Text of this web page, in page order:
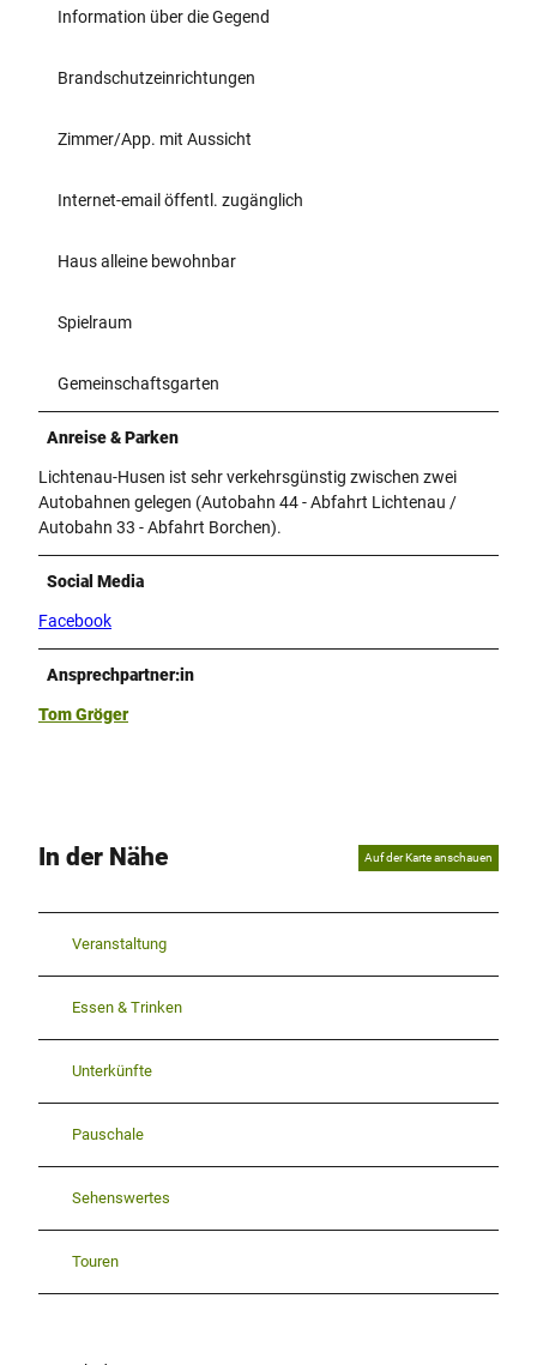
Information über die Gegend
Brandschutzeinrichtungen
Zimmer/App. mit Aussicht
Internet-email öffentl. zugänglich
Haus alleine bewohnbar
Spielraum
Gemeinschaftsgarten
Anreise & Parken
Lichtenau-Husen ist sehr verkehrsgünstig zwischen zwei
Autobahnen gelegen (Autobahn 44 - Abfahrt Lichtenau /
Autobahn 33 - Abfahrt Borchen).
Social Media
Facebook
Ansprechpartner:in
Tom Gröger
In der Nähe Auf der Karte anschauen
Veranstaltung
Essen & Trinken
Unterkünfte
Pauschale
Sehenswertes
Touren